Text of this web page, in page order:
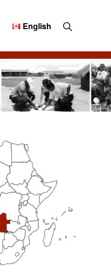
English Show
Search